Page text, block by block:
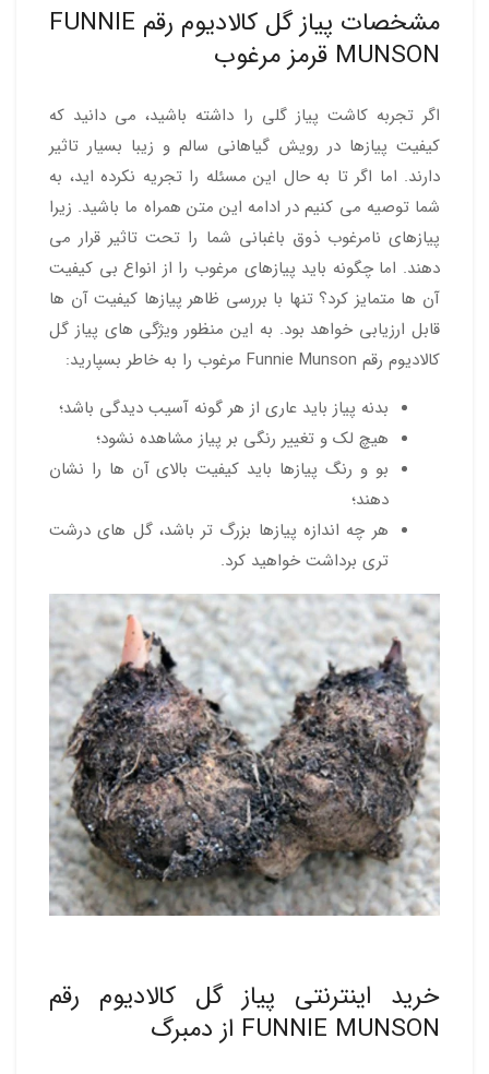
مشخصات پیاز گل کالادیوم رقم FUNNIE
MUNSON قرمز مرغوب
اگر تجربه کاشت پیاز گلی را داشته باشید، می دانید که
کیفیت پیازها در رویش گیاهانی سالم و زیبا بسیار تاثیر
دارند. اما اگر تا به حال این مسئله را تجریه نکرده اید، به
شما توصیه می کنیم در ادامه این متن همراه ما باشید. زیرا
پیازهای نامرغوب ذوق باغبانی شما را تحت تاثیر قرار می
دهند. اما چگونه باید پیازهای مرغوب را از انواع بی کیفیت
آن ها متمایز کرد؟ تنها با بررسی ظاهر پیازها کیفیت آن ها
قابل ارزیابی خواهد بود. به این منظور ویژگی های پیاز گل
کالادیوم رقم Funnie Munson مرغوب را به خاطر بسپارید:
بدنه پیاز باید عاری از هر گونه آسیب دیدگی باشد؛
هیچ لک و تغییر رنگی بر پیاز مشاهده نشود؛
بو و رنگ پیازها باید کیفیت بالای آن ها را نشان
دهند؛
هر چه اندازه پیازها بزرگ تر باشد، گل های درشت
تری برداشت خواهید کرد.
خرید اینترنتی پیاز گل کالادیوم رقم
FUNNIE MUNSON از دمبرگ